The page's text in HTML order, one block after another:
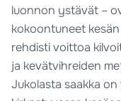
luonnon ystävät –
kokoontuneet
rehdisti voittoa
ja kevätvihreiden
Jukolasta saakka